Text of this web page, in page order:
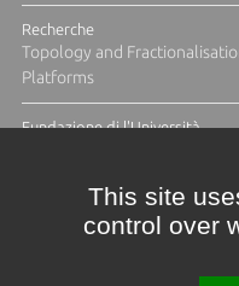
Recherche
Topology and
Platforms
Fundazione di l'Università
This site
control over